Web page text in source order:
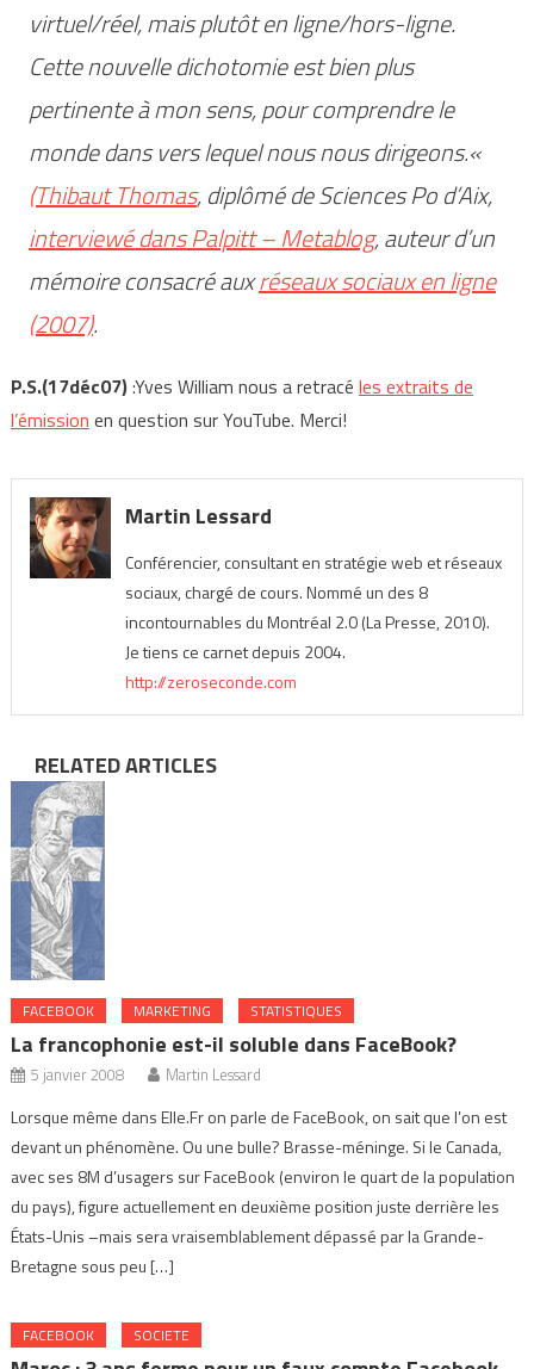
virtuel/réel, mais plutôt en ligne/hors-ligne.
Cette nouvelle dichotomie est bien plus
pertinente à mon sens, pour comprendre le
monde dans vers lequel nous nous dirigeons.«
(Thibaut Thomas, diplômé de Sciences Po d’Aix,
interviewé dans Palpitt – Metablog, auteur d’un
mémoire consacré auxréseaux sociaux en ligne
(2007).
P.S.(17déc07):Yves William nous a retracé les extraits de
l’émission en question sur YouTube. Merci!
Martin Lessard
Conférencier, consultant en stratégie web et réseaux
sociaux, chargé de cours. Nommé un des 8
incontournables du Montréal 2.0 (La Presse, 2010).
Je tiens ce carnet depuis 2004.
http://zeroseconde.com
RELATED ARTICLES
FACEBOOK MARKETING STATISTIQUES
La francophonie est-il soluble dans FaceBook?
5 janvier 2008 Martin Lessard
Lorsque même dans Elle.Fr on parle de FaceBook, on sait que l’on est
devant un phénomène. Ou une bulle? Brasse-méninge. Si le Canada,
avec ses 8M d’usagers sur FaceBook (environ le quart de la population
du pays), figure actuellement en deuxième position juste derrière les
États-Unis –mais sera vraisemblablement dépassé par la Grande-
Bretagne sous peu […]
FACEBOOK SOCIETE